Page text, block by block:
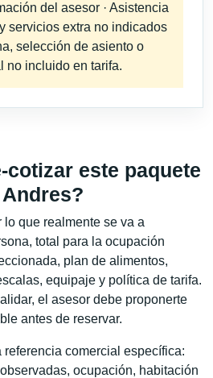
del asesor · Asistencia
servicios extra no indicados
selección de asiento o
no incluido en tarifa.
cotizar este paquete
que realmente se va a
total para la ocupación
plan de alimentos,
equipaje y política de tarifa.
el asesor debe proponerte
antes de reservar.
referencia comercial específica:
ocupación, habitación